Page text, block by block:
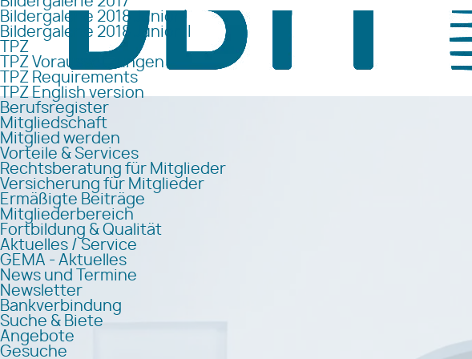
Bildergalerie 2018 Junior I
Bildergalerie 2018 Junior II
TPZ
TPZ Voraussetzungen
TPZ Requirements
TPZ English version
Berufsregister
Mitgliedschaft
Mitglied werden
Vorteile & Services
Rechtsberatung für Mitglieder
Versicherung für Mitglieder
Ermäßigte Beiträge
Mitgliederbereich
Fortbildung & Qualität
Aktuelles / Service
GEMA - Aktuelles
News und Termine
Newsletter
Bankverbindung
Suche & Biete
Angebote
Gesuche